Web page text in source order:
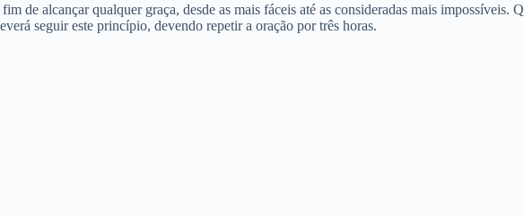
de alcançar qualquer graça, desde as mais fáceis até as consideradas mais impossíveis.
seguir este princípio, devendo repetir a oração por três horas.